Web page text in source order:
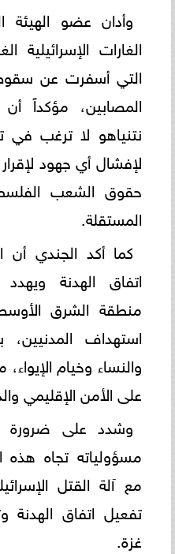
وأدان عضو الهيئة
الغارات
التي أسفرت عن
المصابين، مؤكداً أن
نتنياهو لا ترغب
لإفشال أي جهود
حقوق الشعب
المستقلة.
كما أكد الجندي
اتفاق الهدنة
منطقة الشرق
استهداف
والنساء وخيام
على الأمن الإقليمي
وشدد على ضرورة
مسؤولياته تجاه هذه
مع آلة القتل
تفعيل اتفاق الهدنة
غزة.